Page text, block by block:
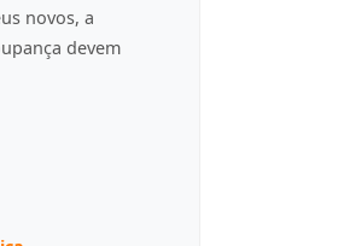
novos, a
devem